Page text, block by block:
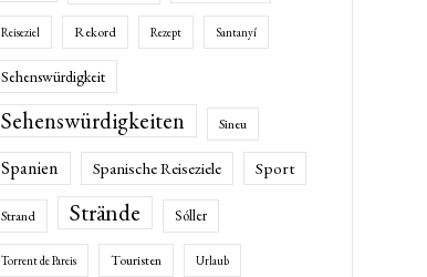
Reiseziel Rekord Rezept Santanyí
Sehenswürdigkeit
Sehenswürdigkeiten Sineu
Spanien Spanische Reiseziele Sport
Strand Strände Sóller
Torrent de Pareis Touristen Urlaub